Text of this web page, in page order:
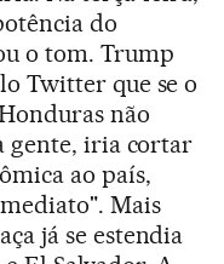
do
o tom. Trump
Twitter que se o
não
gente, iria cortar
ao país,
Mais
já se estendia